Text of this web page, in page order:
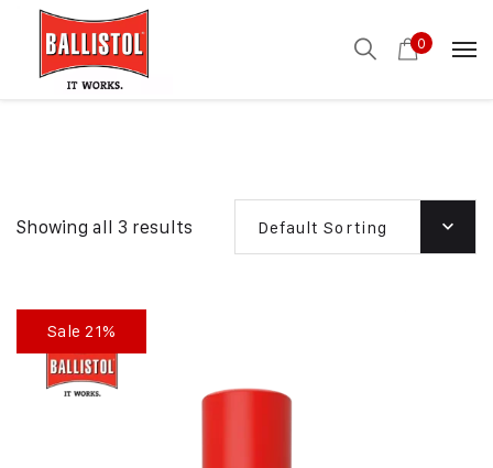
0
Showing all 3 results Default Sorting
Sale 21%